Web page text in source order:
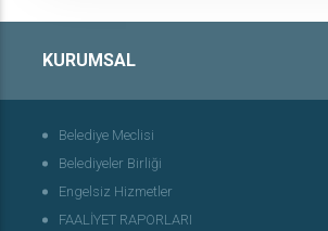
KURUMSAL
Belediye Meclisi
Belediyeler Birliği
Engelsiz Hizmetler
FAALİYET RAPORLARI